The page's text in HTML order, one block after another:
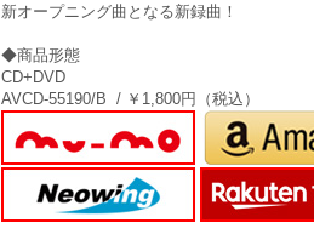
新オープニング曲となる新録曲！
◆商品形態
CD+DVD
AVCD-55190/B / ￥1,800円（税込）